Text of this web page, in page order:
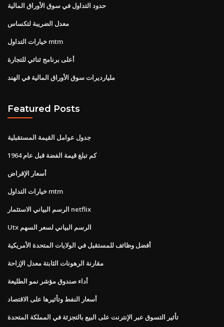
حدود التداول في سوق الأوراق المالية
معدل الضريبة لتكساس
خيارات التداول mtm
أعلى برنامج ثنائي للتجارة
مليارديرات سوق الأوراق المالية في الهند
Featured Posts
جدول عوامل القيمة المستقبلية
كم تبلغ قيمة الفضة قبل عام 1964
أسعار الإقراض
خيارات التداول mtm
الرسم البياني الاستثمار netflix
Utx الرسم البياني لسعر السهم
أفضل وظائف للمستقبل في الولايات المتحدة الأمريكية
مقارنة الرهونات الثابتة معدل الإزاحة
أداء صندوق مؤشر نمو الطليعة
أسعار النفط وتأثيرها على الاقتصاد
تأثير التسوق عبر الإنترنت على البيع بالتجزئة في المملكة المتحدة